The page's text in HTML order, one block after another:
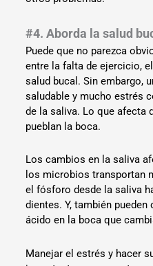
#4. Aborda la salud
Puede que no parezca
entre la falta de ejercicio,
salud bucal. Sin embargo,
saludable y mucho estrés
de la saliva. Lo que afecta
pueblan la boca.
Los cambios en la saliva
los microbios transportan
el fósforo desde la saliva
dientes. Y, también
ácido en la boca que
Manejar el estrés y hacer